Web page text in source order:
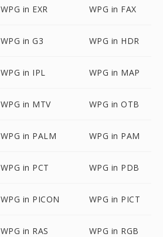
WPG in EXR WPG in FAX
WPG in G3 WPG in HDR
WPG in IPL WPG in MAP
WPG in MTV WPG in OTB
WPG in PALM WPG in PAM
WPG in PCT WPG in PDB
WPG in PICON WPG in PICT
WPG in RAS WPG in RGB